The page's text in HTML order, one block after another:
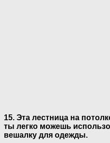
15. Эта лестница на
ты легко можешь
вешалку для одежды.